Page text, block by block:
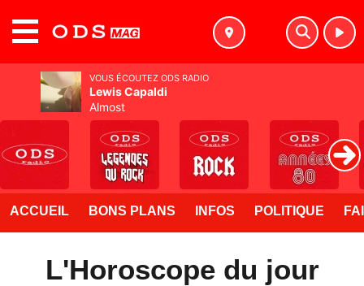
ACCUEIL BONS PLANS INFOS POLITIQUE
L'Horoscope du jour
VOUS ÉCOUTEZ ODS RADIO
Lewis Capaldi
Almost